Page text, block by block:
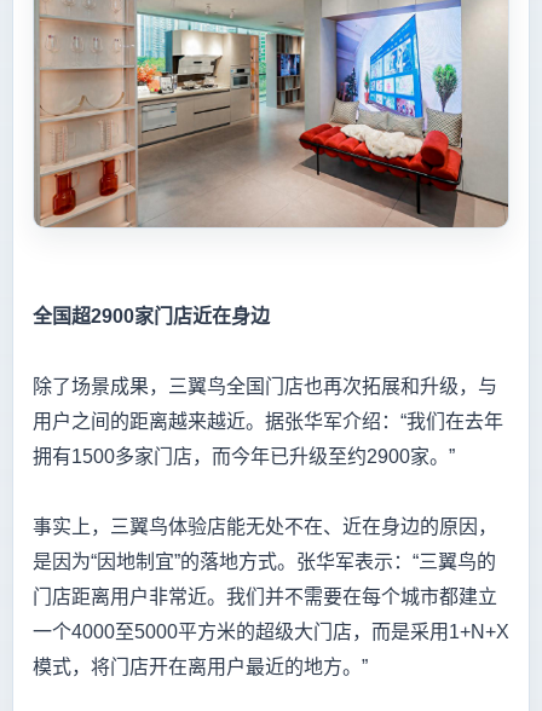
全国超2900家门店近在身边
除了场景成果，三翼鸟全国门店也再次拓展和升级，与
用户之间的距离越来越近。据张华军介绍：“我们在去年
拥有1500多家门店，而今年已升级至约2900家。”
事实上，三翼鸟体验店能无处不在、近在身边的原因，
是因为“因地制宜”的落地方式。张华军表示：“三翼鸟的
门店距离用户非常近。我们并不需要在每个城市都建立
一个4000至5000平方米的超级大门店，而是采用1+N+X
模式，将门店开在离用户最近的地方。”